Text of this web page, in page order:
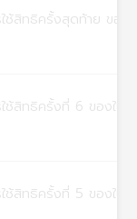
ใช้สิทธิครั้งสุดท้าย ข
ใช้สิทธิครั้งที่ 6 ของ
ใช้สิทธิครั้งที่ 5 ของ